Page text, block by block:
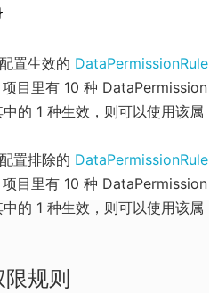
w
i
n
o
w
)
置生效的 DataPermissionRule
目里有 10 种 DataPermission
中的 1 种生效，则可以使用该属
置排除的 DataPermissionRule
目里有 10 种 DataPermission
中的 1 种生效，则可以使用该属
规则